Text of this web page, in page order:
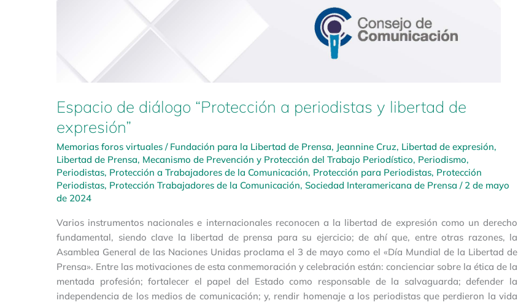
Espacio de diálogo “Protección a periodistas y libertad de
expresión”
Memorias foros virtuales / Fundación para la Libertad de Prensa, Jeannine Cruz, Libertad de expresión,
Libertad de Prensa, Mecanismo de Prevención y Protección del Trabajo Periodístico, Periodismo,
Periodistas, Protección a Trabajadores de la Comunicación, Protección para Periodistas, Protección
Periodistas, Protección Trabajadores de la Comunicación, Sociedad Interamericana de Prensa / 2 de mayo
de 2024
Varios instrumentos nacionales e internacionales reconocen a la libertad de expresión como un derecho
fundamental, siendo clave la libertad de prensa para su ejercicio; de ahí que, entre otras razones, la
Asamblea General de las Naciones Unidas proclama el 3 de mayo como el «Día Mundial de la Libertad de
Prensa». Entre las motivaciones de esta conmemoración y celebración están: concienciar sobre la ética de la
mentada profesión; fortalecer el papel del Estado como responsable de la salvaguarda; defender la
independencia de los medios de comunicación; y, rendir homenaje a los periodistas que perdieron la vida